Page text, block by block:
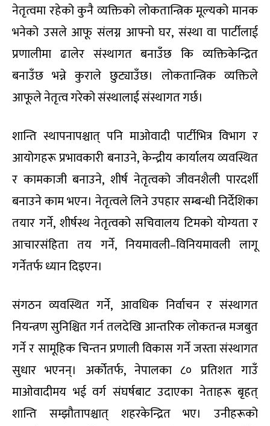
नेतृत्वमा रहेको कुनै व्यक्तिको लोकतान्त्रिक मूल्यको मानक
भनेको उसले आफू संलग्न आफ्नो घर, संस्था वा पार्टीलाई
प्रणालीमा ढालेर संस्थागत बनाउँछ कि व्यक्तिकेन्द्रित
बनाउँछ भन्ने कुराले छुट्याउँछ। लोकतान्त्रिक व्यक्तिले
आफूले नेतृत्व गरेको संस्थालाई संस्थागत गर्छ।
शान्ति स्थापनापश्चात् पनि माओवादी पार्टीभित्र विभाग र
आयोगहरू प्रभावकारी बनाउने,केन्द्रीय कार्यालय व्यवस्थित
र कामकाजी बनाउने,शीर्ष नेतृत्वको जीवनशैली पारदर्शी
बनाउने काम भएन। नेतृत्वले लिने उपहार सम्बन्धी निर्देशिका
तयार गर्ने, शीर्षस्थ नेतृत्वको सचिवालय टिमको योग्यता र
आचारसंहिता तय गर्ने,नियमावली–विनियमावली लागू
गर्नेतर्फ ध्यान दिइएन।
संगठन व्यवस्थित गर्ने, आवधिक निर्वाचन र संस्थागत
नियन्त्रण सुनिश्चित गर्न तलदेखि आन्तरिक लोकतन्त्र मजबुत
गर्ने र सामूहिक चिन्तन प्रणाली विकास गर्ने जस्ता संस्थागत
सुधार भएनन्। अर्कोतर्फ,नेपालका ८० प्रतिशत गाउँ
माओवादीमय भई वर्ग संघर्षबाट उदाएका नेताहरू बृहत्
शान्ति सम्झौतापश्चात् शहरकेन्द्रित भए। उनीहरूको